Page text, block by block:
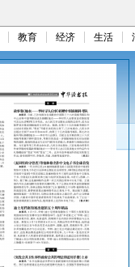
教育 经济 生活